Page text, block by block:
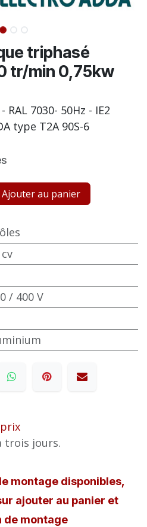
triphasé
tr/min 0,75kw
RAL 7030- 50Hz - IE2
type T2A 90S-6
Ajouter au panier
/ 400 V
trois jours.
montage disponibles,
ajouter au panier et
de montage